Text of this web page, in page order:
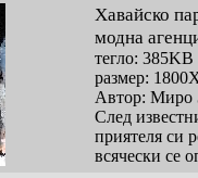
Хавайско
модна
тегло: 385KB
размер:
Автор: Миро
След
приятеля си
всячески се